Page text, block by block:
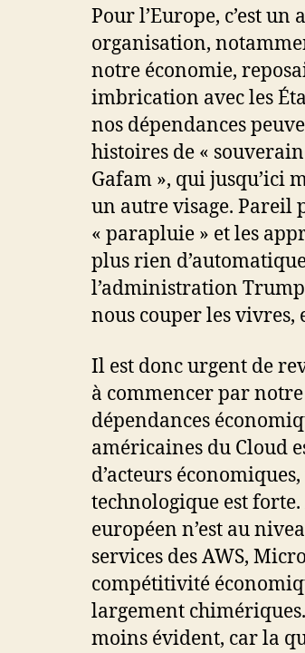
Pour l’Europe, c’est
organisation,
notre économie,
imbrication avec les
nos dépendances
histoires de «
Gafam », qui jusqu’ici
un autre visage. Pareil
« parapluie » et les
plus rien
l’administration Trump
nous couper les vivres,
Il est donc urgent de
à commencer par
dépendances
américaines du Cloud
d’acteurs
technologique est
européen n’est au
services des AWS,
compétitivité
largement
moins évident, car la